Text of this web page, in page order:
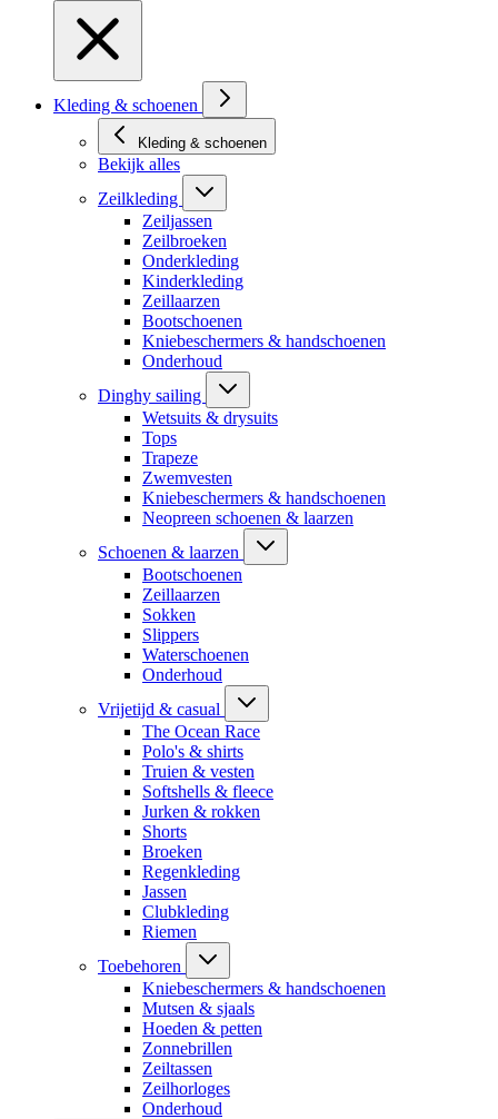
Kleding & schoenen
Kleding & schoenen
Bekijk alles
Zeilkleding
Zeiljassen
Zeilbroeken
Onderkleding
Kinderkleding
Zeillaarzen
Bootschoenen
Kniebeschermers & handschoenen
Onderhoud
Dinghy sailing
Wetsuits & drysuits
Tops
Trapeze
Zwemvesten
Kniebeschermers & handschoenen
Neopreen schoenen & laarzen
Schoenen & laarzen
Bootschoenen
Zeillaarzen
Sokken
Slippers
Waterschoenen
Onderhoud
Vrijetijd & casual
The Ocean Race
Polo's & shirts
Truien & vesten
Softshells & fleece
Jurken & rokken
Shorts
Broeken
Regenkleding
Jassen
Clubkleding
Riemen
Toebehoren
Kniebeschermers & handschoenen
Mutsen & sjaals
Hoeden & petten
Zonnebrillen
Zeiltassen
Zeilhorloges
Onderhoud